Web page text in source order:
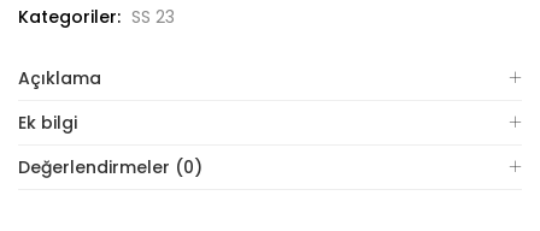
Kategoriler: SS 23
Açıklama
Ek bilgi
Değerlendirmeler (0)